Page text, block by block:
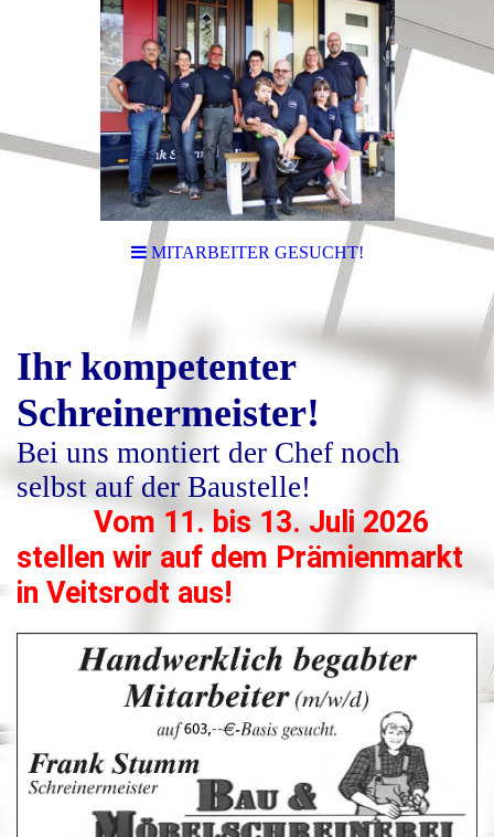
MITARBEITER GESUCHT!
Ihr kompetenter
Schreinermeister!
Bei uns montiert der Chef noch
selbst auf der Baustelle!
Vom 11. bis 13. Juli 2026
stellen wir auf dem Prämienmarkt
in Veitsrodt aus!